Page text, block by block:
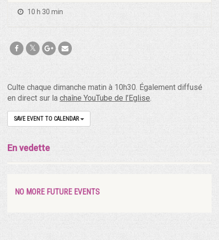
10 h 30 min
Culte chaque dimanche matin à 10h30. Également diffusé
en direct sur la chaîne YouTube de l’Eglise.
SAVE EVENT TO CALENDAR
En vedette
NO MORE FUTURE EVENTS